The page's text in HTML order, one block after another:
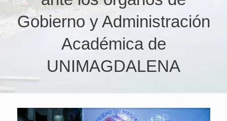
Gobierno y Administración
Académica de
UNIMAGDALENA